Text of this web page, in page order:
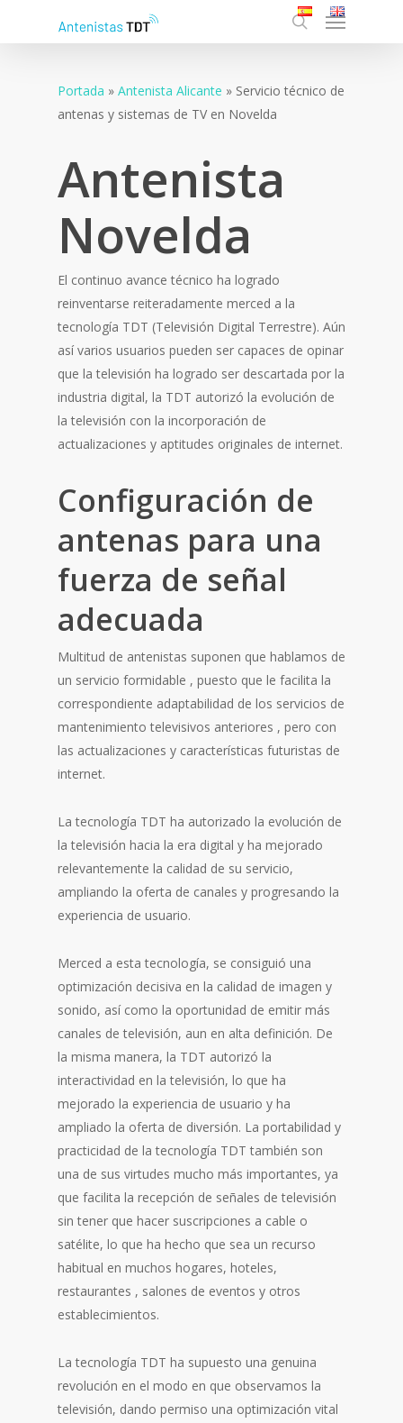
search
Menu
Portada » Antenista Alicante » Servicio técnico de
antenas y sistemas de TV en Novelda
Antenista
Novelda
El continuo avance técnico ha logrado
reinventarse reiteradamente merced a la
tecnología TDT (Televisión Digital Terrestre). Aún
así varios usuarios pueden ser capaces de opinar
que la televisión ha logrado ser descartada por la
industria digital, la TDT autorizó la evolución de
la televisión con la incorporación de
actualizaciones y aptitudes originales de internet.
Configuración de
antenas para una
fuerza de señal
adecuada
Multitud de antenistas suponen que hablamos de
un servicio formidable , puesto que le facilita la
correspondiente adaptabilidad de los servicios de
mantenimiento televisivos anteriores , pero con
las actualizaciones y características futuristas de
internet.
La tecnología TDT ha autorizado la evolución de
la televisión hacia la era digital y ha mejorado
relevantemente la calidad de su servicio,
ampliando la oferta de canales y progresando la
experiencia de usuario.
Merced a esta tecnología, se consiguió una
optimización decisiva en la calidad de imagen y
sonido, así como la oportunidad de emitir más
canales de televisión, aun en alta definición. De
la misma manera, la TDT autorizó la
interactividad en la televisión, lo que ha
mejorado la experiencia de usuario y ha
ampliado la oferta de diversión. La portabilidad y
practicidad de la tecnología TDT también son
una de sus virtudes mucho más importantes, ya
que facilita la recepción de señales de televisión
sin tener que hacer suscripciones a cable o
satélite, lo que ha hecho que sea un recurso
habitual en muchos hogares, hoteles,
restaurantes , salones de eventos y otros
establecimientos.
La tecnología TDT ha supuesto una genuina
revolución en el modo en que observamos la
televisión, dando permiso una optimización vital